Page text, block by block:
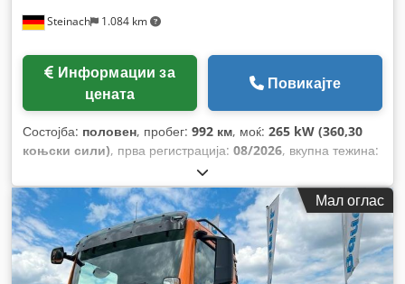
Steinach 1.084 km
цената
Повикајте
Состојба: половен, пробег: 992 км, моќ: 265 kW (360,30
коњски сили), прва регистрација: 08/2026, вкупна тежина:
дизел
конфигурација на оските:2 оски, следен преглед (TÜV):
08/2027
, тип на пренос:автоматски, ширина на товарниот
простор:
2.450 мм, должина на товарниот простор:
4.200
мм, висина на просторот за товарење:600 мм
, Година на
изградба:2026, Опрема:ABS, грејач за паркирање,
Мал оглас